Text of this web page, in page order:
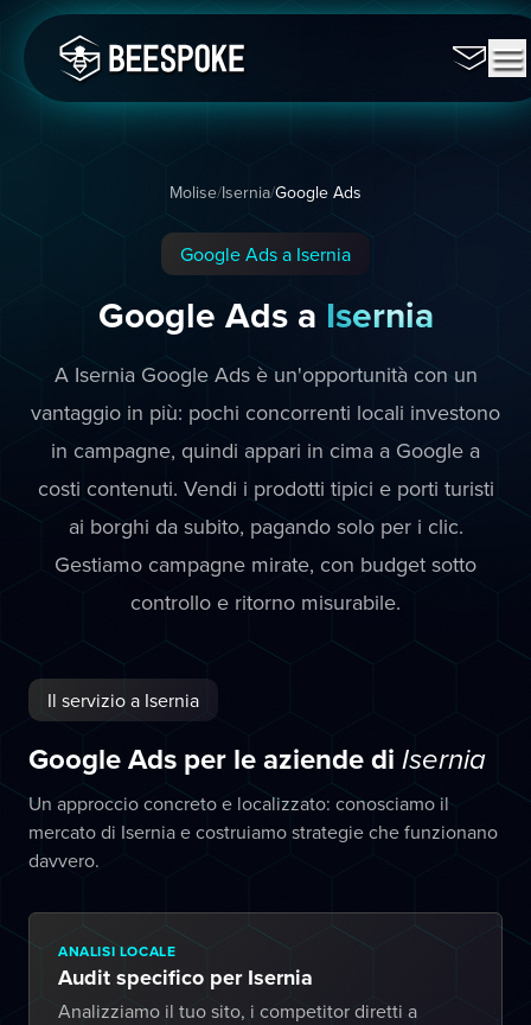
Molise/Isernia/Google Ads
Google Ads a Isernia
Google Ads a Isernia
A Isernia Google Ads è un'opportunità con un
vantaggio in più: pochi concorrenti locali investono
in campagne, quindi appari in cima a Google a
costi contenuti. Vendi i prodotti tipici e porti turisti
ai borghi da subito, pagando solo per i clic.
Gestiamo campagne mirate, con budget sotto
controllo e ritorno misurabile.
Il servizio a Isernia
Google Ads per le aziende di Isernia
Un approccio concreto e localizzato: conosciamo il
mercato di Isernia e costruiamo strategie che funzionano
davvero.
ANALISI LOCALE
Audit specifico per Isernia
Analizziamo il tuo sito, i competitor diretti a